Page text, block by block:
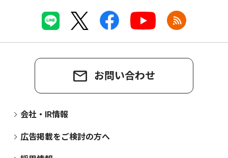
お問い合わせ
会社・IR情報
広告掲載をご検討の方へ